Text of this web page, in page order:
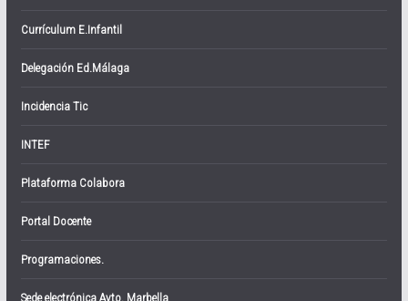
Currículum E.Infantil
Delegación Ed.Málaga
Incidencia Tic
INTEF
Plataforma Colabora
Portal Docente
Programaciones.
Sede electrónica Ayto. Marbella